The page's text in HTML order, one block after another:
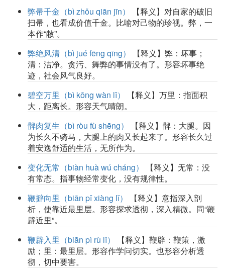
弊帚千金（bì zhǒu qiān jīn）
【释义】对自家的破旧
扫帚，也看成价值千金。比喻对己物的珍视。弊，一
本作“敝”。
弊绝风清（bì jué fēng qīng）
【释义】弊：坏事；
清：洁净。贪污、舞弊的事情没有了。形容坏事绝
迹，社会风气良好。
碧空万里（bì kōng wàn lǐ）
【释义】万里：指面积
大，距离长。形容天气晴朗。
髀肉复生（bì ròu fù shēng）
【释义】髀：大腿。因
为长久不骑马，大腿上的肉又长起来了。形容长久过
着安逸舒适的生活，无所作为。
变化无常（biàn huà wú cháng）
【释义】无常：没
有常态。指事物经常变化，没有规律性。
鞭擗向里（biān pǐ xiàng lǐ）
【释义】意指深入剖
析，使靠近最里层。形容探求透彻，深入精微。同“鞭
辟近里”。
鞭辟入里（biān pì rù lǐ）
【释义】鞭辟：鞭策，激
励；里：最里层。形容作学问切实。也形容分析透
彻，切中要害。